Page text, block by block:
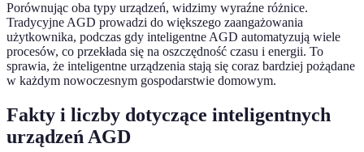
Porównując oba typy urządzeń, widzimy wyraźne różnice.
Tradycyjne AGD prowadzi do większego zaangażowania
użytkownika, podczas gdy inteligentne AGD automatyzują wiele
procesów, co przekłada się na oszczędność czasu i energii. To
sprawia, że inteligentne urządzenia stają się coraz bardziej pożądane
w każdym nowoczesnym gospodarstwie domowym.
Fakty i liczby dotyczące inteligentnych
urządzeń AGD